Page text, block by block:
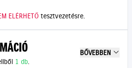
ELÉRHETŐ tesztvezetésre.
1 db.
BŐVEBBEN